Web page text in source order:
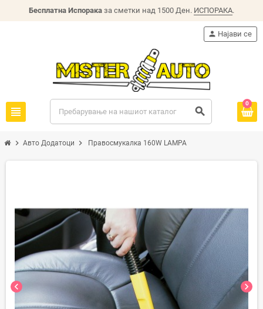
Бесплатна Испорака за сметки над 1500 Ден. ИСПОРАКА.
view_headline search
person Најави се
0
chevron_right Авто Додатоци chevron_right Правосмукалка 160W LAMPA
chevron_left chevron_right